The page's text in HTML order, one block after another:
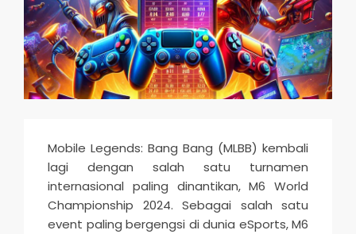
n
d
M
Mobile Legends: Bang Bang (MLBB) kembali
lagi dengan salah satu turnamen
internasional paling dinantikan, M6 World
Championship 2024. Sebagai salah satu
event paling bergengsi di dunia eSports, M6